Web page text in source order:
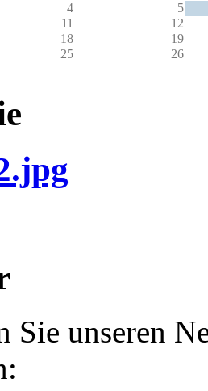
4
5
11
12
18
19
25
26
Sie unseren